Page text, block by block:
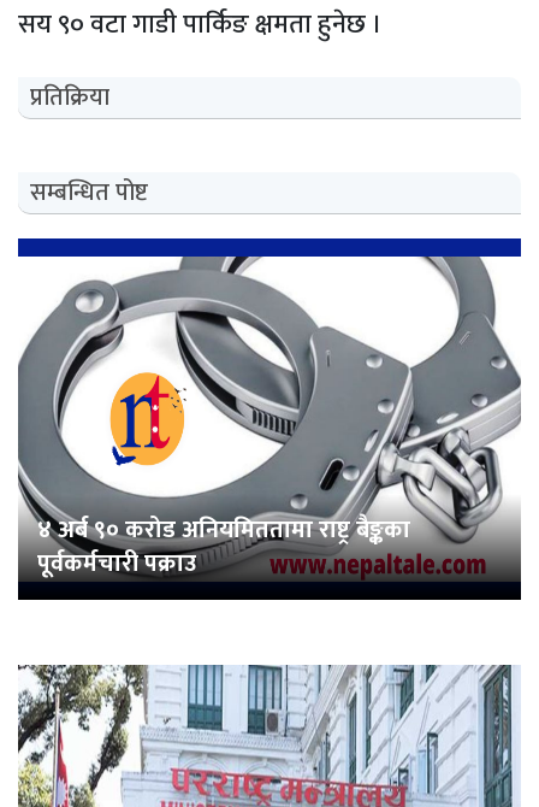
सय ९० वटा गाडी पार्किङ क्षमता हुनेछ ।
प्रतिक्रिया
सम्बन्धित पोष्ट
४ अर्ब ९० करोड अनियमिततामा राष्ट्र बैङ्कका
पूर्वकर्मचारी पक्राउ